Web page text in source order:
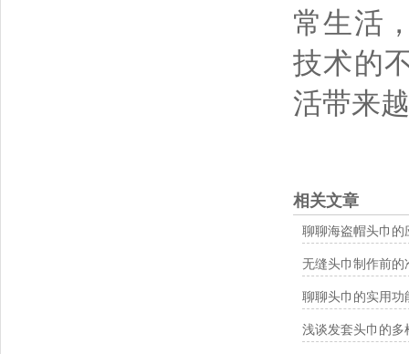
常生活
技术的
活带来
相关文章
聊聊海盗帽头巾的
无缝头巾制作前的
聊聊头巾的实用功
浅谈发套头巾的多